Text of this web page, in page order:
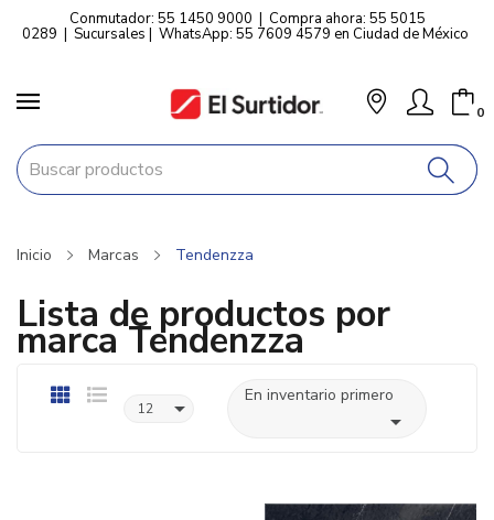
Conmutador: 55 1450 9000 | Compra ahora: 55 5015
0289 | Sucursales | WhatsApp: 55 7609 4579 en Ciudad de México
0
Inicio Marcas Tendenzza
Lista de productos por
marca Tendenzza
12 
En inventario primero
